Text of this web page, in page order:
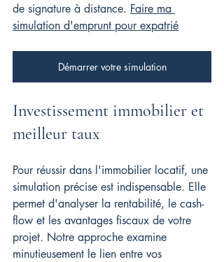
de signature à distance. Faire ma
simulation d'emprunt pour expatrié
Démarrer votre simulation
Investissement immobilier et
meilleur taux
Pour réussir dans l'immobilier locatif, une
simulation précise est indispensable. Elle
permet d'analyser la rentabilité, le cash-
flow et les avantages fiscaux de votre
projet. Notre approche examine
minutieusement le lien entre vos